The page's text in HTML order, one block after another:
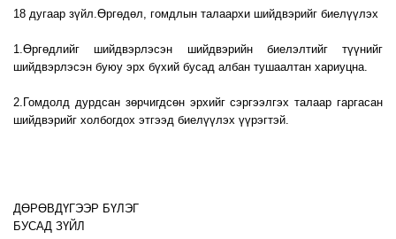
18 дугаар зүйл.Өргөдөл, гомдлын талаархи шийдвэрийг биелүүлэх
1.Өргөдлийг шийдвэрлэсэн шийдвэрийн биелэлтийг түүнийг
шийдвэрлэсэн буюу эрх бүхий бусад албан тушаалтан хариуцна.
2.Гомдолд дурдсан зөрчигдсөн эрхийг сэргээлгэх талаар гаргасан
шийдвэрийг холбогдох этгээд биелүүлэх үүрэгтэй.
ДӨРӨВДҮГЭЭР БҮЛЭГ
БУСАД ЗҮЙЛ